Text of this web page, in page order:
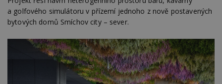
a golfového simulátoru v přízemí jednoho z nově postavených
bytových domů Smíchov city – sever.